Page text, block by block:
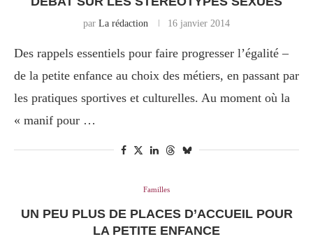
par La rédaction 16 janvier 2014
Des rappels essentiels pour faire progresser l’égalité –
de la petite enfance au choix des métiers, en passant par
les pratiques sportives et culturelles. Au moment où la
« manif pour …
Familles
UN PEU PLUS DE PLACES D’ACCUEIL POUR
LA PETITE ENFANCE